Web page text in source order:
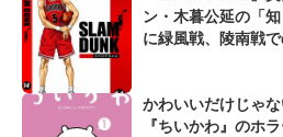
ン・木暮公延の「
に緑風戦、陵南戦
かわいいだけじゃ
『ちいかわ』のホ